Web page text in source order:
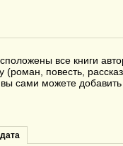
все книги
(роман, повесть,
вы сами можете